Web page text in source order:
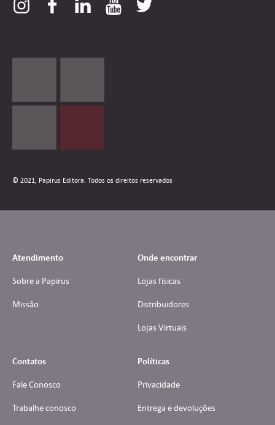
© 2021, Papirus Editora. Todos os direitos reservados
Atendimento
Sobre a Papirus
Missão
Onde encontrar
Lojas físicas
Distribuidores
Lojas Virtuais
Contatos
Fale Conosco
Trabalhe conosco
Políticas
Privacidade
Entrega e devoluções